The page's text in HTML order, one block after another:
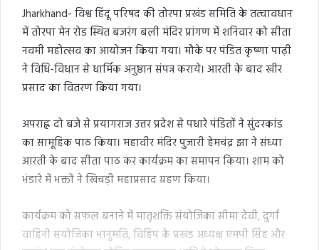
Jharkhand- विश्व हिंदू परिषद की तोरपा प्रखंड समिति के तत्वावधान
में तोरपा मेन रोड स्थित बजरंग बली मंदिर प्रांगण में शनिवार को सीता
नवमी महोत्सव का आयोजन किया गया। मौके पर पंडित कृष्णा पाढ़ी
ने विधि-विधान से धार्मिक अनुष्ठान संपन्न कराये। आरती के बाद खीर
प्रसाद का वितरण किया गया।
अपराह्न दो बजे से प्रयागराज उत्तर प्रदेश से पधारे पंडितों ने सुंदरकांड
का सामूहिक पाठ किया। महावीर मंदिर पुजारी हेमचंद्र झा ने संध्या
आरती के बाद सीता पाठ कर कार्यक्रम का समापन किया। शाम को
भंडारे में भक्तों ने खिचड़ी महाप्रसाद ग्रहण किया।
कार्यक्रम को सफल बनाने में मातृशक्ति संयोजिका सीमा देवी, दुर्गा
वाहिनी संयोजिका भानुमति, विहिप के प्रखंड अध्यक्ष एमपी सिंह और